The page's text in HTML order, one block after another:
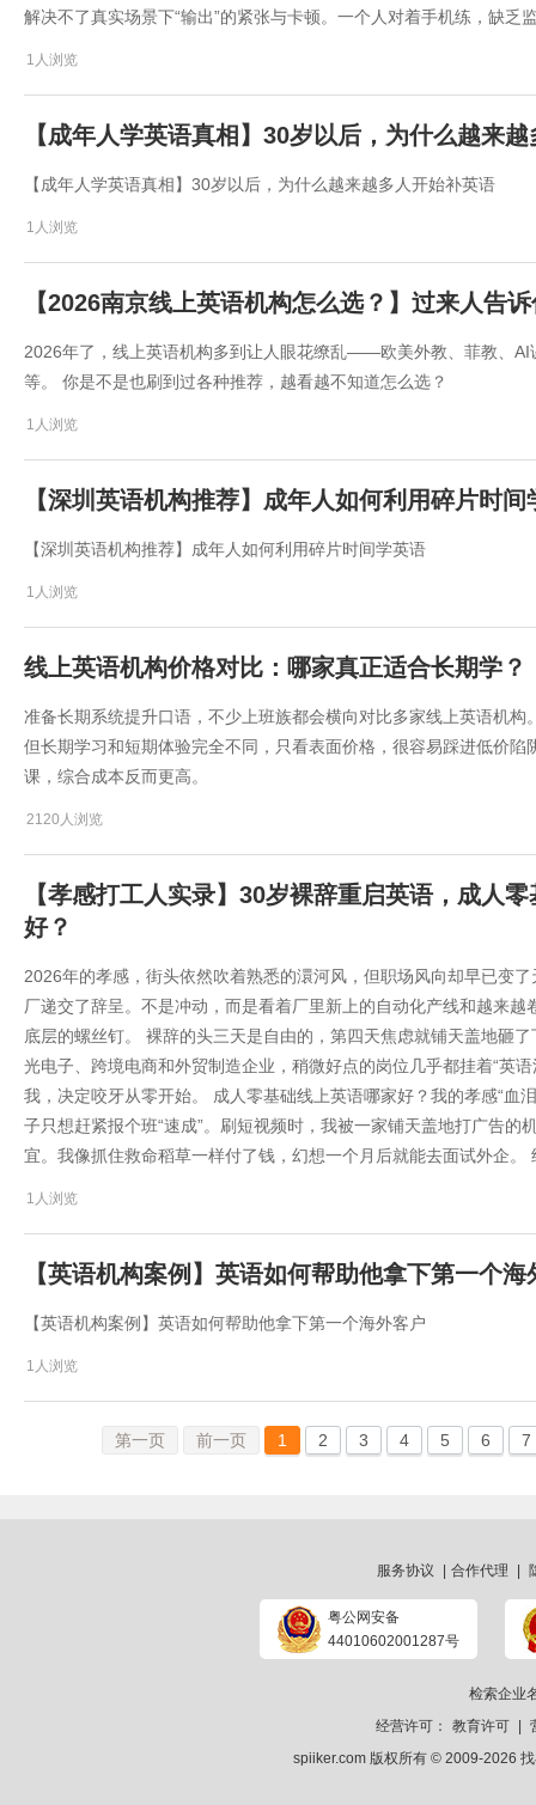
解决不了真实场景下“输出”的紧张与卡顿。一个人对着手机练，缺乏
1人浏览
【成年人学英语真相】30岁以后，为什么越来
【成年人学英语真相】30岁以后，为什么越来越多人开始补英语
1人浏览
【2026南京线上英语机构怎么选？】过来人告
​2026年了，线上英语机构多到让人眼花缭乱——欧美外教、菲教、
等。 你是不是也刷到过各种推荐，越看越不知道怎么选？
1人浏览
【深圳英语机构推荐】成年人如何利用碎片时间
【深圳英语机构推荐】成年人如何利用碎片时间学英语
1人浏览
线上英语机构价格对比：哪家真正适合长期学？
准备长期系统提升口语，不少上班族都会横向对比多家线上英语机
但长期学习和短期体验完全不同，只看表面价格，很容易踩进低价
课，综合成本反而更高。
2120人浏览
【孝感打工人实录】30岁裸辞重启英语，成人
好？
2026年的孝感，街头依然吹着熟悉的澴河风，但职场风向却早已变
厂递交了辞呈。不是冲动，而是看着厂里新上的自动化产线和越来
底层的螺丝钉。 裸辞的头三天是自由的，第四天焦虑就铺天盖地砸
光电子、跨境电商和外贸制造企业，稍微好点的岗位几乎都挂着“英
我，决定咬牙从零开始。 成人零基础线上英语哪家好？我的孝感“血
子只想赶紧报个班“速成”。刷短视频时，我被一家铺天盖地打广告的
宜。我像抓住救命稻草一样付了钱，幻想一个月后就能去面试外企。
1人浏览
【英语机构案例】英语如何帮助他拿下第一个海
【英语机构案例】英语如何帮助他拿下第一个海外客户
1人浏览
第一页 前一页 1 2 3 4 5 6 7
服务协议 合作代理
粤公网安备
44010602001287号
检索企业
经营许可：
教育许可
spiiker.com 版权所有 © 2009-2026